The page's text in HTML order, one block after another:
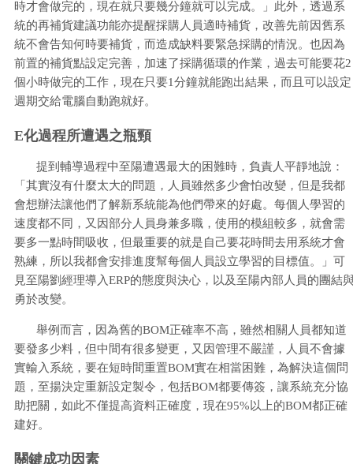
時才會做完的，現在就只要幾分鐘就可以完成。」此外，透過系
統的再補貨建議功能亦提醒採購人員適時補貨，改善先前因舊系
統不會告知何時要補貨，而造成缺料要緊急採購的情況。也因為
前置的補貨點設定完善，加速了採購循環的作業，過去可能要花2
個小時做完的工作，現在只要1分鐘就能跑出結果，而且可以設定
週期交給電腦自動跑就好。
E化過程所遭遇之瓶頸
提到輔導過程中至陽遭遇最大的困難時，負責人平靜地說：
「其實沒有什麼太大的問題，人員雖然多少會怕改變，但是我都
會想辦法讓他們了解新系統能為他們帶來的好處。每個人學習的
速度都不同，又因部分人員身兼多職，使用的模組較多，就會需
要多一點時間吸收，但最重要的就是自己要花時間去用系統才會
熟練，所以我都會安排進度幫每個人員設立學習的目標值。」可
見至陽劉經理導入ERP的態度與決心，以及至陽內部人員的團結
勇於改變。
舉例而言，因為舊的BOM正確率不高，雖然相關人員都知道
要發多少料，但中間有很多變更，又因管理不嚴謹，人員不會據
實輸入系統，要在短時間重置BOM實在相當困難，為解決這個問
題，至揚決定重新設定製令，包括BOM都要傳簽，讓系統充分協
助把關，如此不僅提高資料正確度，現在95%以上的BOM都正確
建好。
關鍵成功因素